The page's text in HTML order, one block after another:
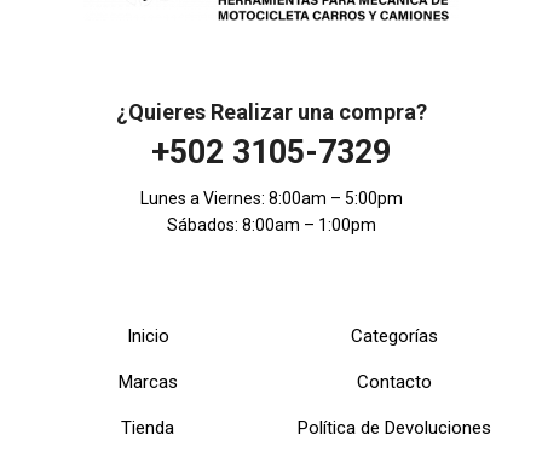
¿Quieres Realizar una compra?
+502 3105-7329
Lunes a Viernes: 8:00am – 5:00pm
Sábados: 8:00am – 1:00pm
Inicio Categorías
Marcas Contacto
Tienda Política de Devoluciones